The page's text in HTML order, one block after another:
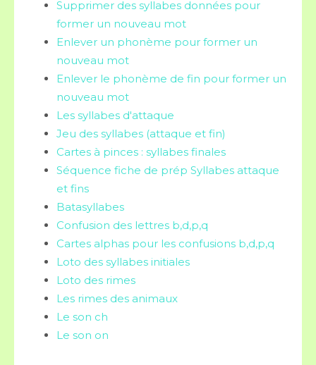
Supprimer des syllabes données pour
former un nouveau mot
Enlever un phonème pour former un
nouveau mot
Enlever le phonème de fin pour former un
nouveau mot
Les syllabes d'attaque
Jeu des syllabes (attaque et fin)
Cartes à pinces : syllabes finales
Séquence fiche de prép Syllabes attaque
et fins
Batasyllabes
Confusion des lettres b,d,p,q
Cartes alphas pour les confusions b,d,p,q
Loto des syllabes initiales
Loto des rimes
Les rimes des animaux
Le son ch
Le son on